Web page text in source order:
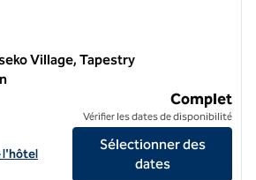
Village, Tapestry
Village, Tapestry Collection by Hilton
The Green Leaf Niseko Village,
l'hôtel
Complet
Vérifier les dates de disponibilité
Sélectionner des
dates